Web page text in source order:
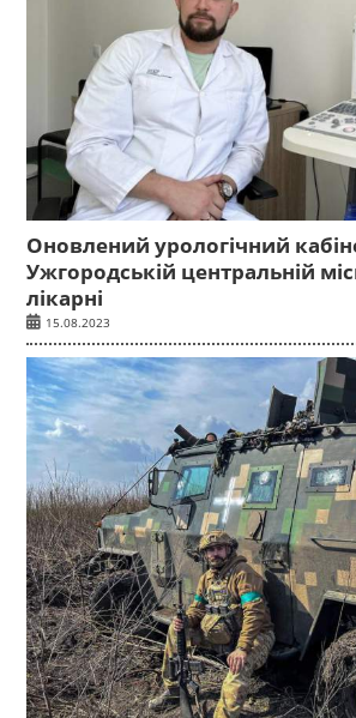
Оновлений урологічний
Ужгородській центральній
лікарні
15.08.2023